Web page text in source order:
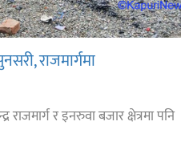
राजमार्गमा
राजमार्ग र इनरुवा बजार क्षेत्रमा पनि